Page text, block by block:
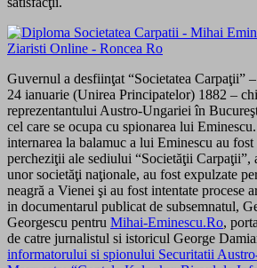
Guvernul a desfiinţat “Societatea Carpaţii”
24 ianuarie (Unirea Principatelor) 1882 –
reprezentantului Austro-Ungariei în
cel care se ocupa cu spionarea lui
internarea la balamuc a lui Eminescu au
percheziţii ale sediului “Societăţii Carpaţii”,
unor societăţi naţionale, au fost expulzate
neagră a Vienei şi au fost intentate procese
in documentarul publicat de subsemnatul,
Georgescu pentru Mihai-Eminescu.Ro,
de catre jurnalistul si istoricul George
informatorului si spionului Securitatii